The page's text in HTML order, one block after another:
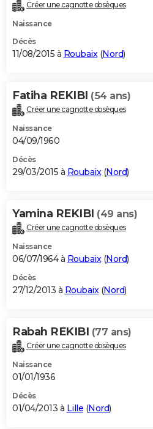
Créer une cagnotte obsèques
Naissance
Décès
11/08/2015 à Roubaix(Nord)
Fatiha REKIBI (54 ans)
Créer une cagnotte obsèques
Naissance
04/09/1960
Décès
29/03/2015 à Roubaix(Nord)
Yamina REKIBI (49 ans)
Créer une cagnotte obsèques
Naissance
06/07/1964 à Roubaix(Nord)
Décès
27/12/2013 à Roubaix(Nord)
Rabah REKIBI (77 ans)
Créer une cagnotte obsèques
Naissance
01/01/1936
Décès
01/04/2013 à Lille (Nord)